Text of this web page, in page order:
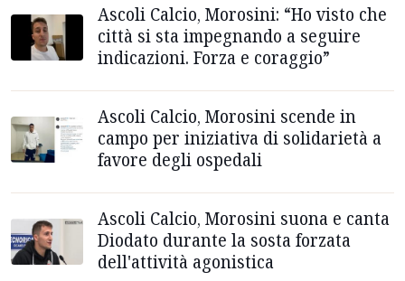
Ascoli Calcio, Morosini: “Ho visto che
città si sta impegnando a seguire
indicazioni. Forza e coraggio”
Ascoli Calcio, Morosini scende in
campo per iniziativa di solidarietà a
favore degli ospedali
Ascoli Calcio, Morosini suona e canta
Diodato durante la sosta forzata
dell'attività agonistica